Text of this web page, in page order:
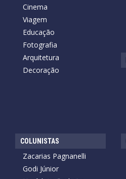
Cinema
Viagem
Educação
Fotografia
Arquitetura
Decoração
COLUNISTAS
Zacarias Pagnanelli
Godi Júnior